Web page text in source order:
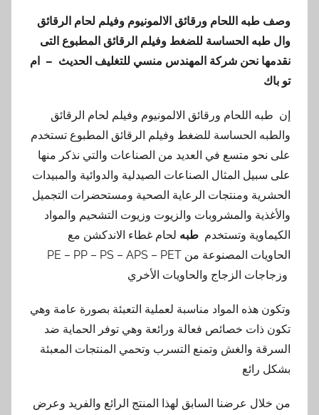
وصف طبه اللحام ورقائق الالمونيوم وفيلم لحام الرقائق
وال طبه الحساسة للضغط وفيلم الرقائق المطبوع التى
نقدمها نحن شركة المهندس منسي للتغليف الحديث – ام
تو باك
إن طبه اللحام ورقائق الالمونيوم وفيلم لحام الرقائق
والطبه الحساسة للضغط وفيلم الرقائق المطبوع تستخدم
على نحو متسع في العديد من الصناعات والتي نذكر منها
على سبيل المثال الصناعات الصيدلية والدوائية والمبيدات
الحشرية ومنتجات الرعاية الصحية ومستحضرات التجميل
والأغذية والمشروبات والزيوت وزيوت التشحيم والمواد
الكيماوية وتستخدم طبه لحام غطاء الاندكشن مع
الحاويات المصنوعة من PE – PP – PS – APS – PET
وزجاجات الزجاج والحاويات الأخري
وتكون هذه المواد مناسبة لعملية التعبئة بصورة عامة وهي
تكون ذات خصائص فعالة ورائعة وهي توفر الحماية ضد
السرقة والغش وتمنع التسرب وتحمي المنتجات المعبئة
بشكل رائع
من خلال عرضنا السابق لهذا المنتج الرائع والفريد وعرض